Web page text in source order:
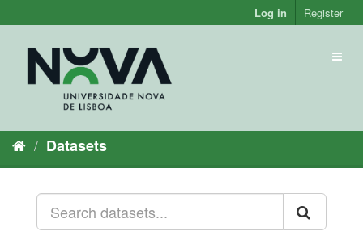
to
Log in Register
Datasets